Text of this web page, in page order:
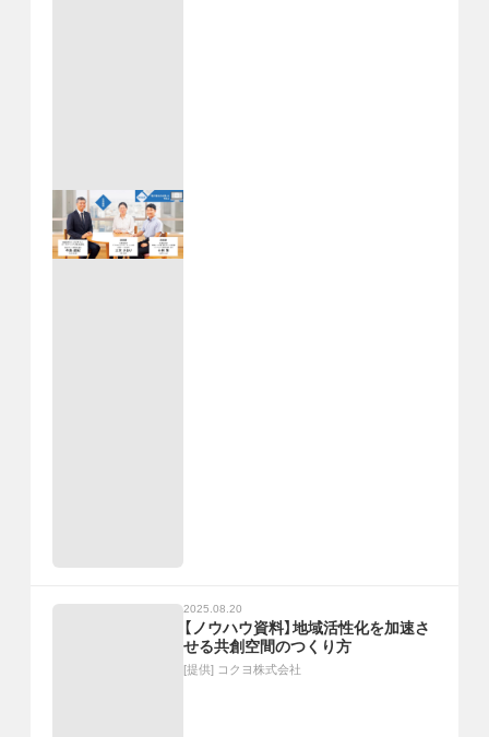
2025.08.20
【ノウハウ資料】地域活性化を加速さ
せる共創空間のつくり方
[提供] コクヨ株式会社